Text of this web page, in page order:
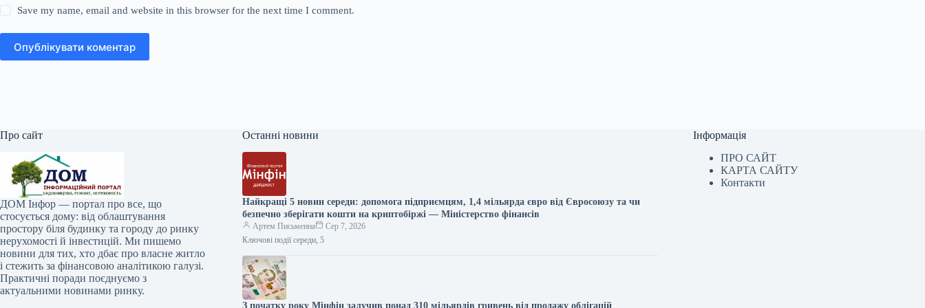
Save my name, email and website in this browser for the next time I comment.
Опублікувати коментар
Про сайт
ДОМ Інфор — портал про все, що
стосується дому: від облаштування
простору біля будинку та городу до ринку
нерухомості й інвестицій. Ми пишемо
новини для тих, хто дбає про власне житло
і стежить за фінансовою аналітикою галузі.
Практичні поради поєднуємо з
актуальними новинами ринку.
Останні новини
Найкращі 5 новин середи: допомога підприємцям, 1,4 мільярда євро від Євросоюзу та чи
безпечно зберігати кошти на криптобіржі — Міністерство фінансів
Артем Письменна
Сер 7, 2026
Ключові події середи, 5
З початку року Мінфін залучив понад 310 мільярдів гривень від продажу облігацій
Інформація
ПРО САЙТ
КАРТА САЙТУ
Контакти